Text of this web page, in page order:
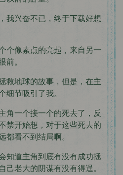
我兴奋不已，终于下载好想
个像素点的亮起，来自另一
前。
救地球的故事，但是，在主
细节吸引了我。
角一个接一个的死去了，反
禁开始想，对于这些死去的
都看不到结局啊。
知道主角到底有没有成功拯
己老大的阴谋有没有得逞。